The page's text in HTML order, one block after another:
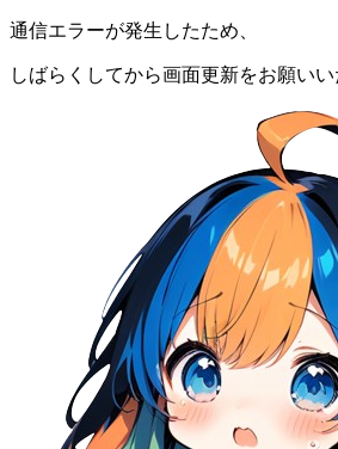
通信エラーが発生したため、
しばらくしてから画面更新をお願いい